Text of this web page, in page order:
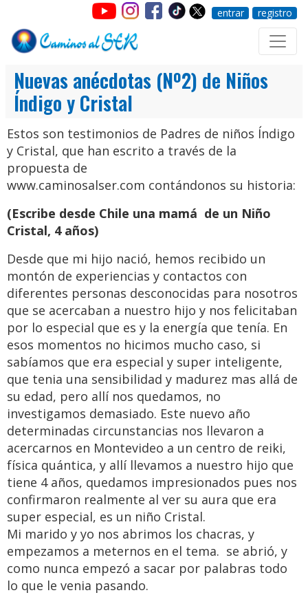
entrar registro
Nuevas anécdotas (Nº2) de Niños
Índigo y Cristal
Estos son testimonios de Padres de niños Índigo
y Cristal, que han escrito a través de la
propuesta de
www.caminosalser.com contándonos su historia:
(Escribe desde Chile una mamá de un Niño
Cristal, 4 años)
Desde que mi hijo nació, hemos recibido un
montón de experiencias y contactos con
diferentes personas desconocidas para nosotros
que se acercaban a nuestro hijo y nos felicitaban
por lo especial que es y la energía que tenía. En
esos momentos no hicimos mucho caso, si
sabíamos que era especial y super inteligente,
que tenia una sensibilidad y madurez mas allá de
su edad, pero allí nos quedamos, no
investigamos demasiado. Este nuevo año
determinadas circunstancias nos llevaron a
acercarnos en Montevideo a un centro de reiki,
física quántica, y allí llevamos a nuestro hijo que
tiene 4 años, quedamos impresionados pues nos
confirmaron realmente al ver su aura que era
super especial, es un niño Cristal.
Mi marido y yo nos abrimos los chacras, y
empezamos a meternos en el tema. se abrió, y
como nunca empezó a sacar por palabras todo
lo que le venia pasando.